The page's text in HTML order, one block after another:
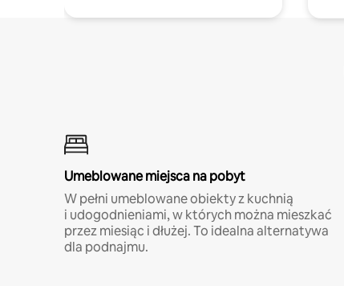
Umeblowane miejsca na pobyt
W pełni umeblowane obiekty z kuchnią
i udogodnieniami, w których można mieszkać
przez miesiąc i dłużej. To idealna alternatywa
dla podnajmu.